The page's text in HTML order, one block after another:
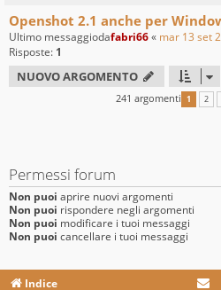
Openshot 2.1 anche per
Ultimo messaggiodafabri66« mar 13 set
Risposte: 1
NUOVO ARGOMENTO
241 argomenti 1 2
Permessi forum
Non puoi aprire nuovi argomenti
Non puoi rispondere negli argomenti
Non puoi modificare i tuoi messaggi
Non puoi cancellare i tuoi messaggi
Indice